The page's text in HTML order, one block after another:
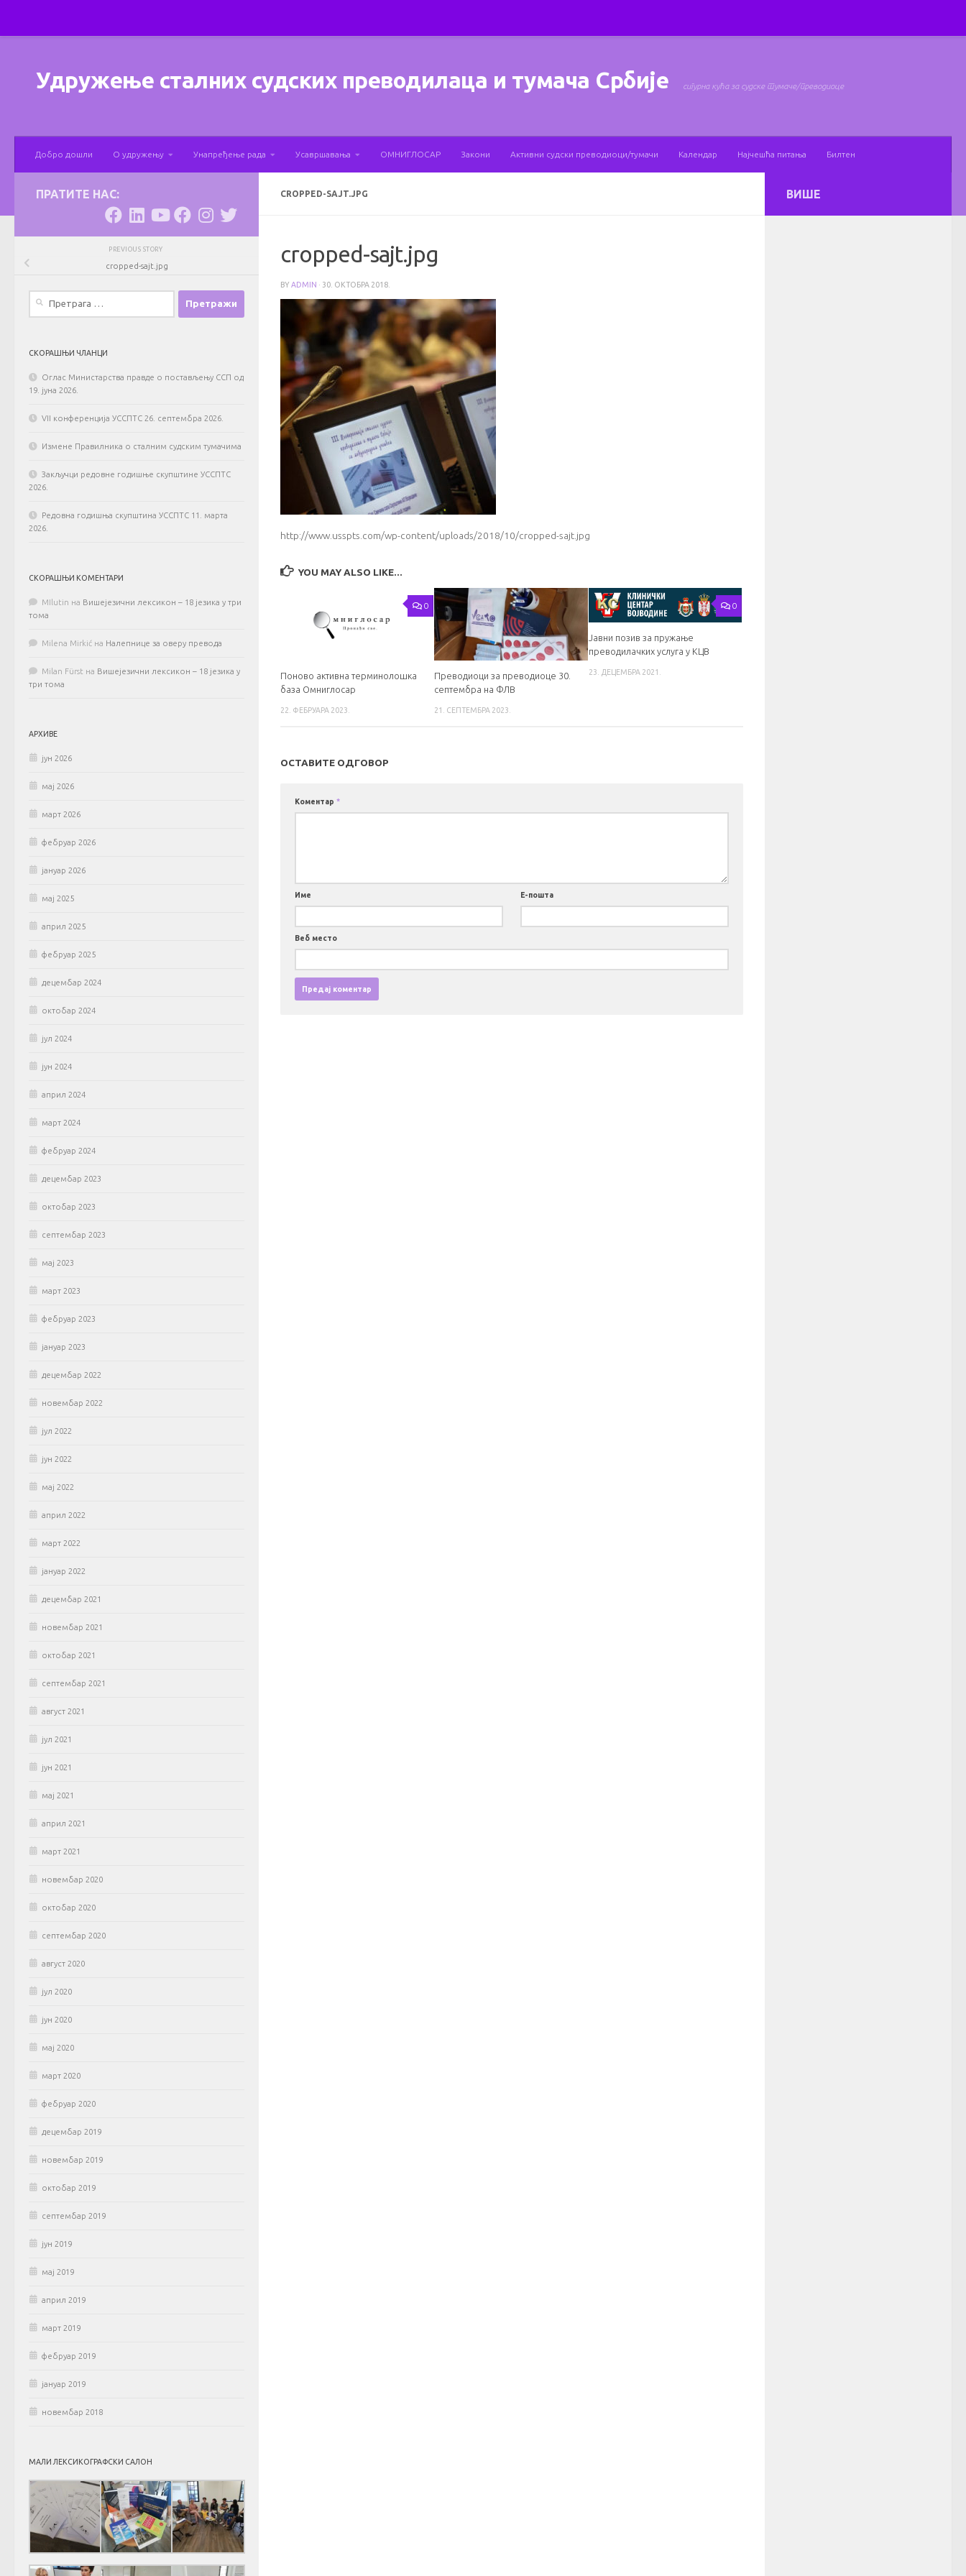
Удружење сталних судских преводилаца и тумача Србије сигурна кућа за судске тумаче/преводиоце
Добро дошли О удружењу Унапређење рада Усавршавања ОМНИГЛОСАР Закони Активни судски преводиоци/тумачи Календар Најчешћа питања Билтен
CROPPED-SAJT.JPG
cropped-sajt.jpg
BY ADMIN · 30. ОКТОБРА 2018.
http://www.usspts.com/wp-content/uploads/2018/10/cropped-sajt.jpg
YOU MAY ALSO LIKE...
0
Поново активна терминолошка
база Омниглосар
22. ФЕБРУАРА 2023.
Преводиоци за преводиоце 30.
септембра на ФЛВ
21. СЕПТЕМБРА 2023.
0
Јавни позив за пружање
преводилачких услуга у КЦВ
23. ДЕЦЕМБРА 2021.
ОСТАВИТЕ ОДГОВОР
Коментар *
Име Е-пошта
Веб место
ПРАТИТЕ НАС:
PREVIOUS STORY
cropped-sajt.jpg
СКОРАШЊИ ЧЛАНЦИ
Оглас Министарства правде о постављењу ССП од
19. јуна 2026.
VII конференција УССПТС 26. септембра 2026.
Измене Правилника о сталним судским тумачима
Закључци редовне годишње скупштине УССПТС
2026.
Редовна годишња скупштина УССПТС 11. марта
2026.
СКОРАШЊИ КОМЕНТАРИ
MIlutin на Вишејезични лексикон – 18 језика у три
тома
Milena Mirkić на Налепнице за оверу превода
Milan Fürst на Вишејезични лексикон – 18 језика у
три тома
АРХИВЕ
јун 2026
мај 2026
март 2026
фебруар 2026
јануар 2026
мај 2025
април 2025
фебруар 2025
децембар 2024
октобар 2024
јул 2024
јун 2024
април 2024
март 2024
фебруар 2024
децембар 2023
октобар 2023
септембар 2023
мај 2023
март 2023
фебруар 2023
јануар 2023
децембар 2022
новембар 2022
јул 2022
јун 2022
мај 2022
април 2022
март 2022
јануар 2022
децембар 2021
новембар 2021
октобар 2021
септембар 2021
август 2021
јул 2021
јун 2021
мај 2021
април 2021
март 2021
новембар 2020
октобар 2020
септембар 2020
август 2020
јул 2020
јун 2020
мај 2020
март 2020
фебруар 2020
децембар 2019
новембар 2019
октобар 2019
септембар 2019
јун 2019
мај 2019
април 2019
март 2019
фебруар 2019
јануар 2019
новембар 2018
МАЛИ ЛЕКСИКОГРАФСКИ САЛОН
ВИШЕ